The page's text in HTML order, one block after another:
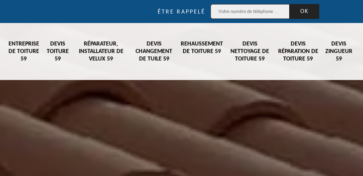
ÊTRE RAPPELÉ
ENTREPRISE
DE TOITURE
59
DEVIS
TOITURE
59
RÉPARATEUR,
INSTALLATEUR DE
VELUX 59
DEVIS
CHANGEMENT
DE TUILE 59
REHAUSSEMENT
DE TOITURE 59
DEVIS
NETTOYAGE DE
TOITURE 59
DEVIS
RÉPARATION DE
TOITURE 59
DEVIS
ZINGUEUR
59